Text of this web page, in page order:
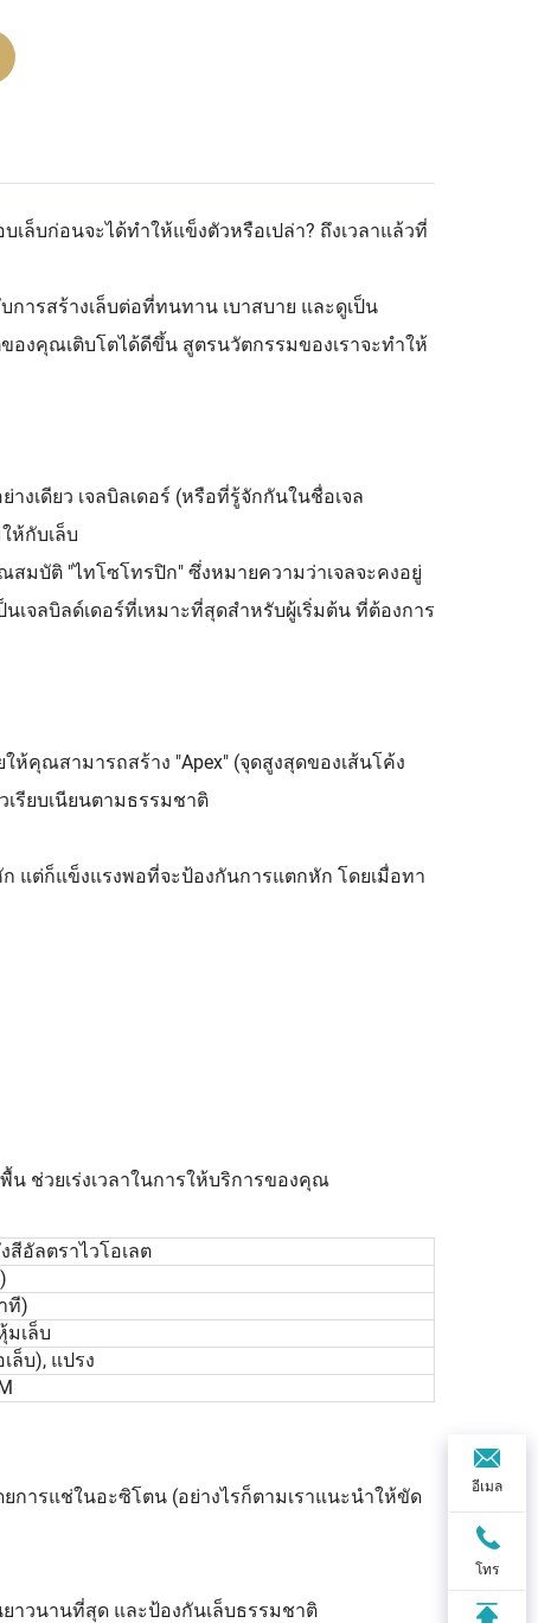
ล็บก่อนจะได้ทำให้แข็งตัวหรือเปล่า? ถึงเวลาแล้วที่
ารสร้างเล็บต่อที่ทนทาน เบาสบาย และดูเป็น
งคุณเติบโตได้ดีขึ้น สูตรนวัตกรรมของเราจะทำให้
งเดียว เจลบิลเดอร์ (หรือที่รู้จักกันในชื่อเจล
ห้กับเล็บ
สมบัติ "ไทโซโทรปิก" ซึ่งหมายความว่าเจลจะคงอยู่
เจลบิลด์เดอร์ที่เหมาะที่สุดสำหรับผู้เริ่มต้น ที่ต้องการ
คุณสามารถสร้าง "Apex" (จุดสูงสุดของเส้นโค้ง
รียบเนียนตามธรรมชาติ
แต่ก็แข็งแรงพอที่จะป้องกันการแตกหัก โดยเมื่อทา
ช่วยเร่งเวลาในการให้บริการของคุณ
สีอัลตราไวโอเลต
ที)
มเล็บ
ล็บ), แปรง
ารแช่ในอะซิโตน (อย่างไรก็ตามเราแนะนำให้ขัด
ยาวนานที่สุด และป้องกันเล็บธรรมชาติ
อีเมล
โทร